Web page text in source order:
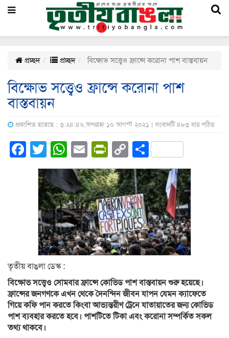
প্রচ্ছদ প্রচ্ছদ বিক্ষোভ সত্ত্বেও ফ্রান্সে করোনা পাশ বাস্তবায়ন
বিক্ষোভ সত্ত্বেও ফ্রান্সে করোনা পাশ
বাস্তবায়ন
প্রকাশিত হয়েছে : ৩:২৪:৪৬,অপরাহ্ন ১০ আগস্ট ২০২১ | সংবাদটি ৪৮৩ বার পঠিত
Facebook
Twitter
WhatsApp
EmailPrintFriendly
Copy
Link
Share
তৃতীয় বাঙলা ডেস্ক :
বিক্ষোভ সত্ত্বেও সোমবার ফ্রান্সে কোভিড পাশ বাস্তবায়ন শুরু হয়েছে।
ফ্রান্সের জনগণকে এখন থেকে দৈনন্দিন জীবন যাপন যেমন ক্যাফেতে
গিয়ে কফি পান করতে কিংবা আভ্যন্তরীণ ট্রেনে যাতায়াতের জন্য কোভিড
পাশ ব্যবহার করতে হবে। পাশটিতে টিকা এবং করোনা সম্পর্কিত সকল
তথ্য থাকবে।